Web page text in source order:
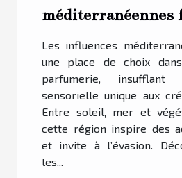
méditerranéennes
parfumerie ?
Les influences
une place de choix
parfumerie, insufflant
sensorielle unique aux
Entre soleil, mer et
cette région inspire des
et invite à l’évasion.
les...